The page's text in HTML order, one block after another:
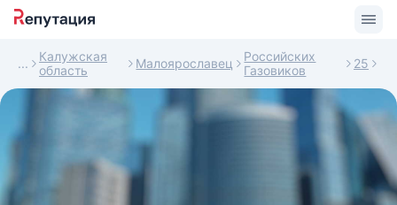
Калужская
область
Малоярославец
Российских
Газовиков
25